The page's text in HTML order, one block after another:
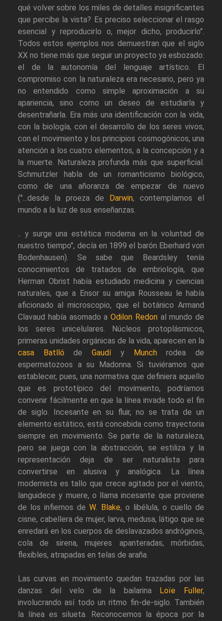
qué volver sobre los miles de detalles insignificantes
que percibe la vista? Es preciso seleccionar el rasgo
esencial y reproducirlo o, mejor dicho, producirlo".
Todos estos ejemplos nos demuestran que el siglo
XX no tiene más que seguir un proyecto ya esbozado:
el de la autonomía del lenguaje artístico. El
compromiso con la naturaleza era necesario, pero ya
no entendido como simple aproximación a su
apariencia, sino como un deseo de estudiarla y
desentrañarla. Era más una identificación con la vida,
con la biología, con el desarrollo de los seres vivos,
con el movimiento y los principios cosmogónicos, una
atención a los cuatro elementos, a la concepción y a
la muerte. Naturaleza profunda más que superficial.
Schmutzler habla de un romanticismo biológico,
como de una añoranza de empezar de nuevo
("...desde la proeza de
Darwin, contemplamos el
mundo a la luz de sus enseñanzas.
.. y surge una estética moderna en la voluntad de
nuestro tiempo", decía en 1899 el barón Eberhard von
Bodenhausen). Se sabe que Beardsley tenía
conocimientos de tratados de embriología, que
Herman Obrist había estudiado medicina y ciencias
naturales, que a Ensor su amiga Rousseau le había
aficionado al microscopio, que el botánico Armand
Clavaud había asomado a Odilon Redonal mundo de
los seres unicelulares. Núcleos protoplásmicos,
primeras unidades orgánicas de la vida, aparecen en la
casa Batlló deGaudíy Munchrodea de
espermatozoos a su Madonna. Si tuviéramos que
establecer, pues, una normativa que definiera aquello
que es prototípico del movimiento, podríamos
convenir fácilmente en que la línea invade todo el fin
de siglo. Incesante en su fluir, no se trata de un
elemento estático, está concebida como trayectoria
siempre en movimiento. Se parte de la naturaleza,
pero se juega con la abstracción, se estiliza y la
representación deja de ser naturalista para
convertirse en alusiva y analógica. La línea
modernista es tallo que crece agitado por el viento,
languidece y muere, o llama incesante que proviene
de los infiernos deW. Blake, o libélula, o cuello de
cisne, cabellera de mujer, larva, medusa, látigo que se
enredará en los cuerpos de deslavazados andróginos,
cola de sirena, mujeres apanteradas, mórbidas,
flexibles, atrapadas en telas de araña.
Las curvas en movimiento quedan trazadas por las
danzas del velo de la bailarina
Loïe Fuller,
involucrando así todo un ritmo fin-de-siglo. También
la línea es silueta. Reconocemos la época por la